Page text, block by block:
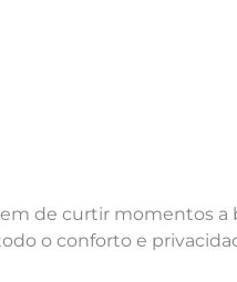
de curtir momentos
o conforto e